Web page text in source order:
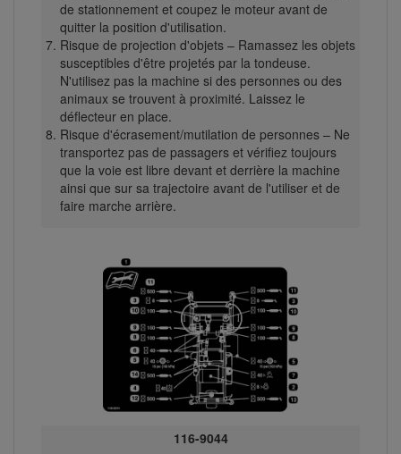
de stationnement et coupez le moteur avant de
quitter la position d'utilisation.
Risque de projection d'objets – Ramassez les objets
susceptibles d'être projetés par la tondeuse.
N'utilisez pas la machine si des personnes ou des
animaux se trouvent à proximité. Laissez le
déflecteur en place.
Risque d'écrasement/mutilation de personnes – Ne
transportez pas de passagers et vérifiez toujours
que la voie est libre devant et derrière la machine
ainsi que sur sa trajectoire avant de l'utiliser et de
faire marche arrière.
116-9044